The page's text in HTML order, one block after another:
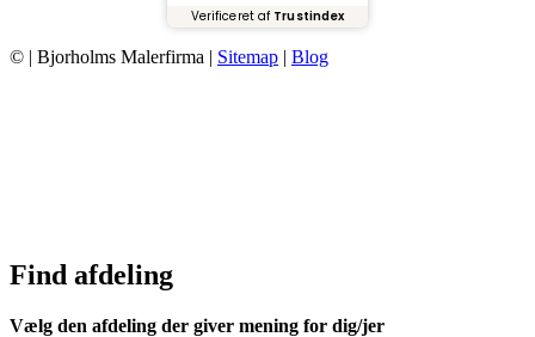
Verificeret af Trustindex
© | Bjorholms Malerfirma | Sitemap | Blog
Find afdeling
Vælg den afdeling der giver mening for dig/jer